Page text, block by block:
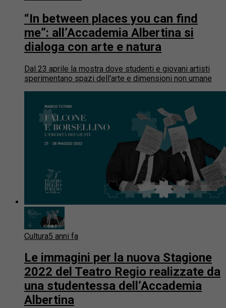
“In between places you can find
me”: all’Accademia Albertina si
dialoga con arte e natura
Dal 23 aprile la mostra dove studenti e giovani artisti
sperimentano spazi dell'arte e dimensioni non umane
Cultura5 anni fa
Le immagini per la nuova Stagione
2022 del Teatro Regio realizzate da
una studentessa dell’Accademia
Albertina